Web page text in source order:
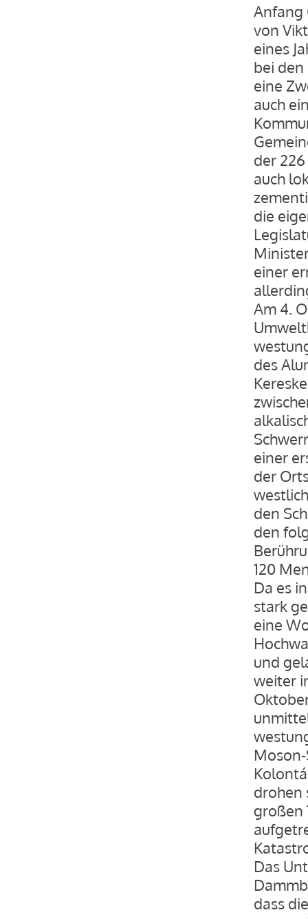
Anfang
von
eines
bei
eine
auch
der
auch
die
einer
Am 4.
des
einer
der
den
den
120
Da es
stark
eine
und
weiter
drohen
großen
Das
dass